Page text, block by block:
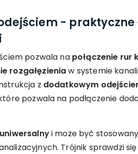
- praktyczne
pozwala na połączenie rur
rozgałęzieniaw systemie
z dodatkowym
pozwala na podłączenie
uniwersalnyi może być
Trójnik sprawdzi